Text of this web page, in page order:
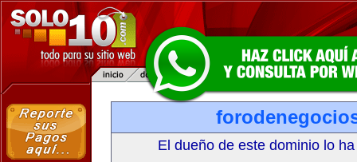
El dueño de este dominio lo